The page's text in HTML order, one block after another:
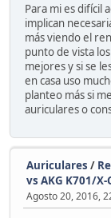
Para mi es difícil
implican
más viendo el
punto de vista
mejores y si se
en casa uso
planteo más si
auriculares o
Auriculares /
vs AKG K701/X-
Agosto 20, 2016,